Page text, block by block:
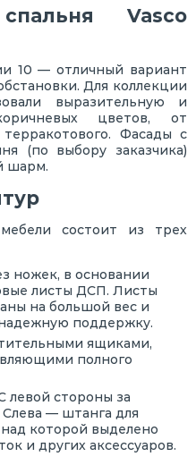
Vasco
10 — отличный вариант
Для коллекции
выразительную и
цветов, от
Фасады с
(по выбору заказчика)
шарм.
состоит из трех
ножек, в основании
листы ДСП. Листы
на большой вес и
поддержку.
ящиками,
полного
левой стороны за
— штанга для
которой выделено
и других аксессуаров.